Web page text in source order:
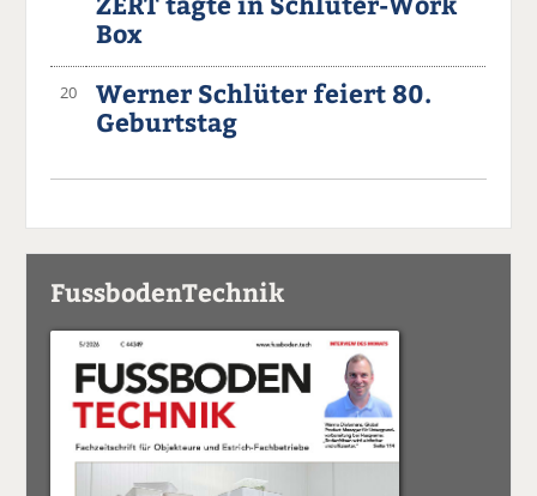
Box
20
Werner Schlüter feiert 80.
Geburtstag
FussbodenTechnik